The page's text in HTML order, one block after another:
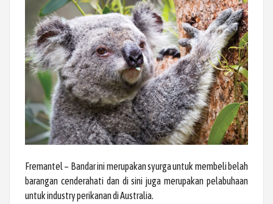
Fremantel – Bandar ini merupakan syurga untuk membeli belah
barangan cenderahati dan di sini juga merupakan pelabuhaan
untuk industry perikanan di Australia.